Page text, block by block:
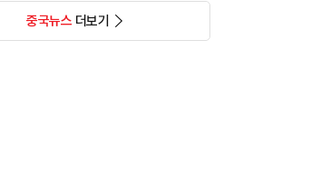
중국뉴스더보기